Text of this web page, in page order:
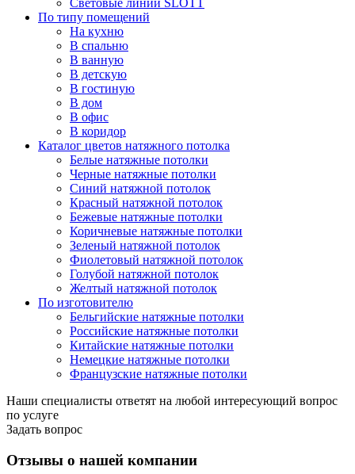
Световые линии SLOTT
По типу помещений
На кухню
В спальню
В ванную
В детскую
В гостиную
В дом
В офис
В коридор
Каталог цветов натяжного потолка
Белые натяжные потолки
Черные натяжные потолки
Синий натяжной потолок
Красный натяжной потолок
Бежевые натяжные потолки
Коричневые натяжные потолки
Зеленый натяжной потолок
Фиолетовый натяжной потолок
Голубой натяжной потолок
Желтый натяжной потолок
По изготовителю
Бельгийские натяжные потолки
Российские натяжные потолки
Китайские натяжные потолки
Немецкие натяжные потолки
Французские натяжные потолки
Наши специалисты ответят на любой интересующий вопрос
по услуге
Задать вопрос
Отзывы о нашей компании